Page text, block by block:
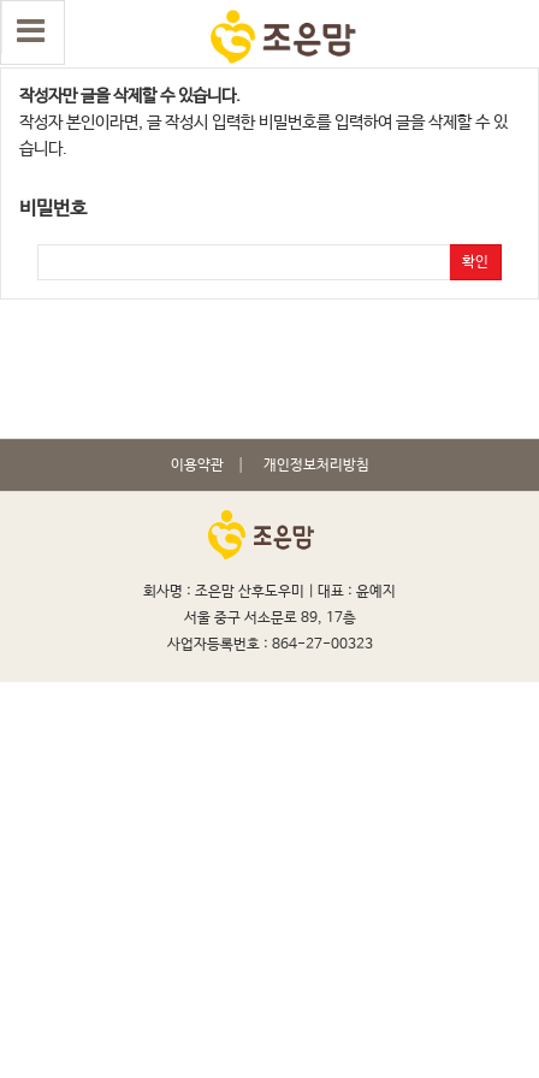
댓글 삭제
작성자만 글을 삭제할 수 있습니다.
작성자 본인이라면, 글 작성시 입력한 비밀번호를 입력하여 글을 삭제할 수 있
습니다.
비밀번호
확인
이용약관 개인정보처리방침
회사명 : 조은맘 산후도우미 | 대표 : 윤예지
서울 중구 서소문로 89, 17층
사업자등록번호 : 864-27-00323